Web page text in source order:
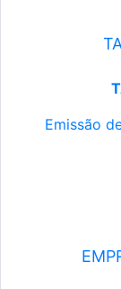
Emissão